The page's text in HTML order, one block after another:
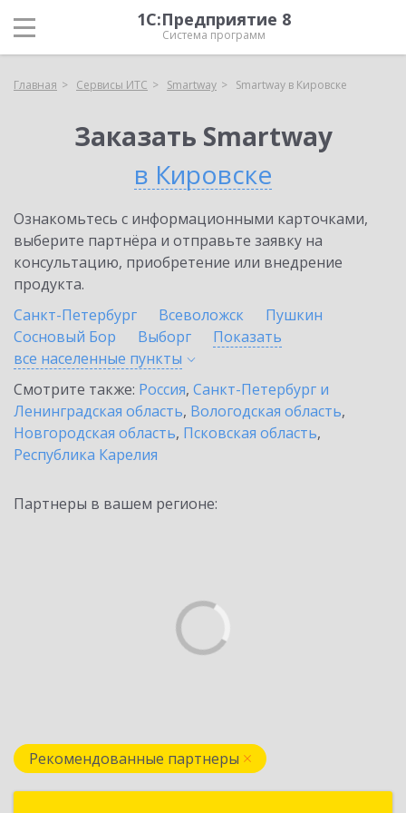
1С:Предприятие 8
Система программ
Главная Сервисы ИТС Smartway Smartway в Кировске
Заказать Smartway
в Кировске
Ознакомьтесь с информационными карточками,
выберите партнёра и отправьте заявку на
консультацию, приобретение или внедрение
продукта.
Санкт-Петербург
Всеволожск
Пушкин
Сосновый Бор
Выборг
Показать
все населенные пункты
Смотрите также: Россия, Санкт-Петербург и
Ленинградская область, Вологодская область,
Новгородская область, Псковская область,
Республика Карелия
Партнеры в вашем регионе:
Рекомендованные партнеры